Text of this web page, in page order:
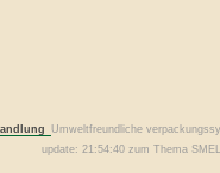
Umweltfreundliche
update: 21:54:40 zum Thema